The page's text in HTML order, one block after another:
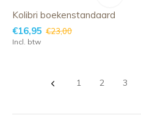
Kolibri boekenstandaard
€16,95 €23,00
Incl. btw
1 2 3